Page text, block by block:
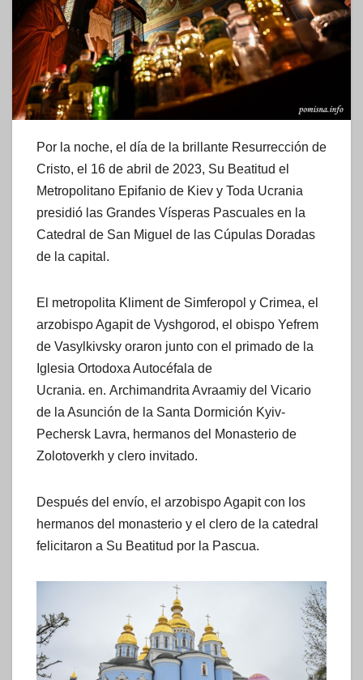
Por la noche, el día de la brillante Resurrección de
Cristo, el 16 de abril de 2023, Su Beatitud el
Metropolitano Epifanio de Kiev y Toda Ucrania
presidió las Grandes Vísperas Pascuales en la
Catedral de San Miguel de las Cúpulas Doradas
de la capital.
El metropolita Kliment de Simferopol y Crimea, el
arzobispo Agapit de Vyshgorod, el obispo Yefrem
de Vasylkivsky oraron junto con el primado de la
Iglesia Ortodoxa Autocéfala de
Ucrania. en. Archimandrita Avraamiy del Vicario
de la Asunción de la Santa Dormición Kyiv-
Pechersk Lavra, hermanos del Monasterio de
Zolotoverkh y clero invitado.
Después del envío, el arzobispo Agapit con los
hermanos del monasterio y el clero de la catedral
felicitaron a Su Beatitud por la Pascua.